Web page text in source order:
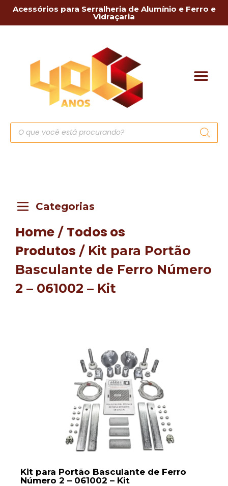
Acessórios para Serralheria de Alumínio e Ferro e
Vidraçaria
Categorias
Home / Todos os
Produtos / Kit para Portão
Basculante de Ferro Número
2 – 061002 – Kit
Kit para Portão Basculante de Ferro
Número 2 – 061002 – Kit